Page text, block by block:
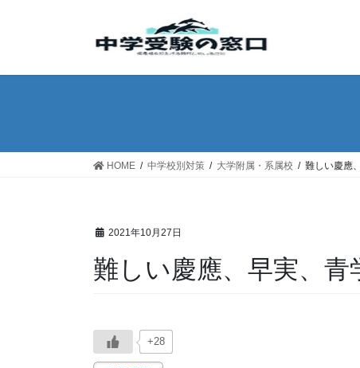
HOME 中学校別対策 大学附属・系属校 難しい慶應
2021年10月27日
難しい慶應、早実、
+28